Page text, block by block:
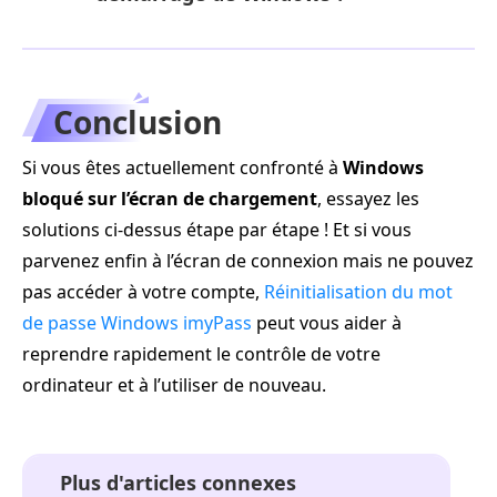
Conclusion
Si vous êtes actuellement confronté à Windows
bloqué sur l’écran de chargement, essayez les
solutions ci‑dessus étape par étape ! Et si vous
parvenez enfin à l’écran de connexion mais ne pouvez
pas accéder à votre compte, Réinitialisation du mot
de passe Windows imyPass peut vous aider à
reprendre rapidement le contrôle de votre
ordinateur et à l’utiliser de nouveau.
Plus d'articles connexes